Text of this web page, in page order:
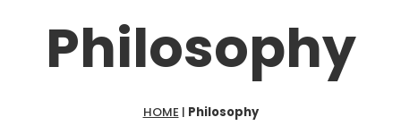
Philosophy
HOME | Philosophy